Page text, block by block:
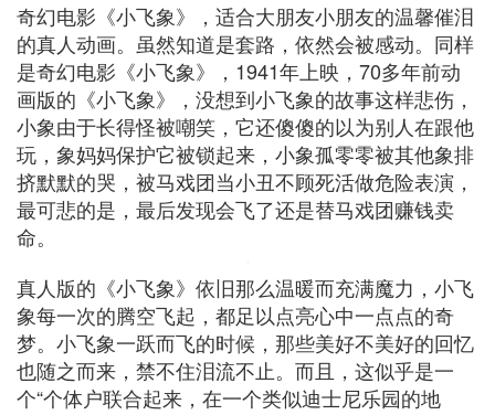
奇幻电影《小飞象》，适合大朋友小朋友的温馨催泪
的真人动画。虽然知道是套路，依然会被感动。同样
是奇幻电影《小飞象》，1941年上映，70多年前动
画版的《小飞象》，没想到小飞象的故事这样悲伤，
小象由于长得怪被嘲笑，它还傻傻的以为别人在跟他
玩，象妈妈保护它被锁起来，小象孤零零被其他象排
挤默默的哭，被马戏团当小丑不顾死活做危险表演，
最可悲的是，最后发现会飞了还是替马戏团赚钱卖
命。
真人版的《小飞象》依旧那么温暖而充满魔力，小飞
象每一次的腾空飞起，都足以点亮心中一点点的奇
梦。小飞象一跃而飞的时候，那些美好不美好的回忆
也随之而来，禁不住泪流不止。而且，这似乎是一
个“个体户联合起来，在一个类似迪士尼乐园的地